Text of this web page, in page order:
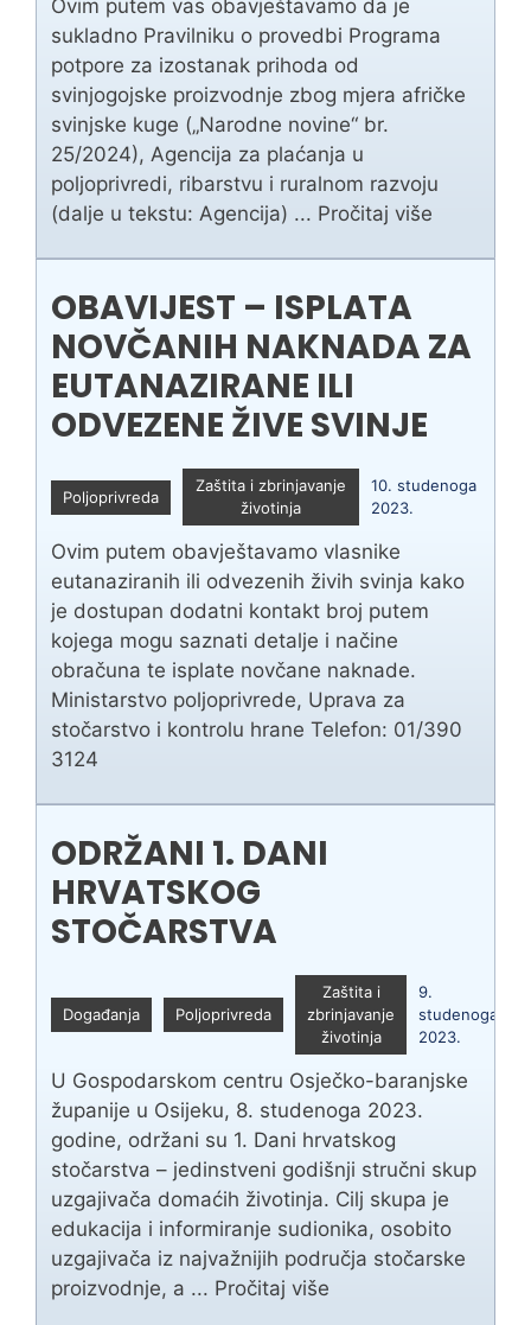
Ovim putem vas obavještavamo da je
sukladno Pravilniku o provedbi Programa
potpore za izostanak prihoda od
svinjogojske proizvodnje zbog mjera afričke
svinjske kuge („Narodne novine“ br.
25/2024), Agencija za plaćanja u
poljoprivredi, ribarstvu i ruralnom razvoju
(dalje u tekstu: Agencija) ... Pročitaj više
OBAVIJEST – ISPLATA
NOVČANIH NAKNADA ZA
EUTANAZIRANE ILI
ODVEZENE ŽIVE SVINJE
Poljoprivreda
Zaštita i zbrinjavanje
životinja
10. studenoga
2023.
Ovim putem obavještavamo vlasnike
eutanaziranih ili odvezenih živih svinja kako
je dostupan dodatni kontakt broj putem
kojega mogu saznati detalje i načine
obračuna te isplate novčane naknade.
Ministarstvo poljoprivrede, Uprava za
stočarstvo i kontrolu hrane Telefon: 01/390
3124
ODRŽANI 1. DANI
HRVATSKOG
STOČARSTVA
Događanja Poljoprivreda
Zaštita i
zbrinjavanje
životinja
9.
studenoga
2023.
U Gospodarskom centru Osječko-baranjske
županije u Osijeku, 8. studenoga 2023.
godine, održani su 1. Dani hrvatskog
stočarstva – jedinstveni godišnji stručni skup
uzgajivača domaćih životinja. Cilj skupa je
edukacija i informiranje sudionika, osobito
uzgajivača iz najvažnijih područja stočarske
proizvodnje, a ... Pročitaj više